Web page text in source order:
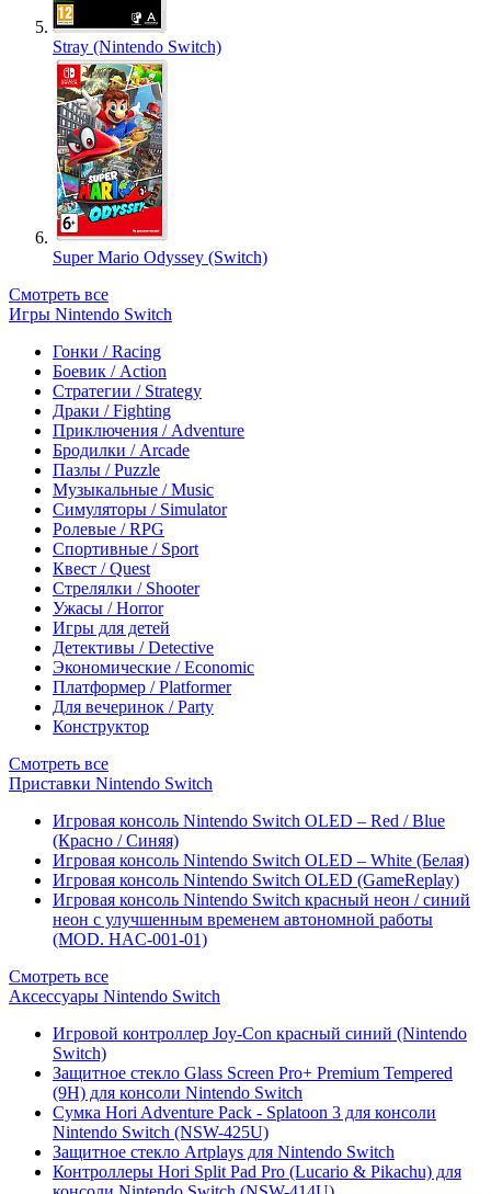
Stray (Nintendo Switch)
Super Mario Odyssey (Switch)
Смотреть все
Игры Nintendo Switch
Гонки / Racing
Боевик / Action
Стратегии / Strategy
Драки / Fighting
Приключения / Adventure
Бродилки / Arcade
Пазлы / Puzzle
Музыкальные / Music
Симуляторы / Simulator
Ролевые / RPG
Спортивные / Sport
Квест / Quest
Стрелялки / Shooter
Ужасы / Horror
Игры для детей
Детективы / Detective
Экономические / Economic
Платформер / Platformer
Для вечеринок / Party
Конструктор
Смотреть все
Приставки Nintendo Switch
Игровая консоль Nintendo Switch OLED – Red / Blue
(Красно / Синяя)
Игровая консоль Nintendo Switch OLED – White (Белая)
Игровая консоль Nintendo Switch OLED (GameReplay)
Игровая консоль Nintendo Switch красный неон / синий
неон с улучшенным временем автономной работы
(MOD. HAC-001-01)
Смотреть все
Аксессуары Nintendo Switch
Игровой контроллер Joy-Con красный синий (Nintendo
Switch)
Защитное стекло Glass Screen Pro+ Premium Tempered
(9H) для консоли Nintendo Switch
Сумка Hori Adventure Pack - Splatoon 3 для консоли
Nintendo Switch (NSW-425U)
Защитное стекло Artplays для Nintendo Switch
Контроллеры Hori Split Pad Pro (Lucario & Pikachu) для